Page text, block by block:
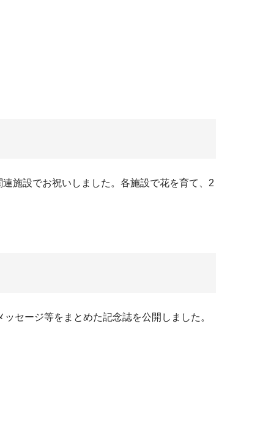
施設でお祝いしました。各施設で花を育て、2
セージ等をまとめた記念誌を公開しました。